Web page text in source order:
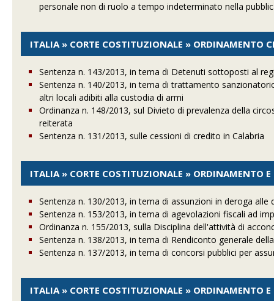
personale non di ruolo a tempo indeterminato nella
ITALIA » CORTE COSTITUZIONALE » ORDINAMENTO
Sentenza n. 143/2013, in tema di Detenuti sottoposti al
Sentenza n. 140/2013, in tema di trattamento
altri locali adibiti alla custodia di armi
Ordinanza n. 148/2013, sul Divieto di prevalenza della
reiterata
Sentenza n. 131/2013, sulle cessioni di credito in Calabria
ITALIA » CORTE COSTITUZIONALE » ORDINAMENTO
Sentenza n. 130/2013, in tema di assunzioni in deroga
Sentenza n. 153/2013, in tema di agevolazioni fiscali ad
Ordinanza n. 155/2013, sulla Disciplina dell'attività di
Sentenza n. 138/2013, in tema di Rendiconto generale
Sentenza n. 137/2013, in tema di concorsi pubblici per
ITALIA » CORTE COSTITUZIONALE » ORDINAMENTO